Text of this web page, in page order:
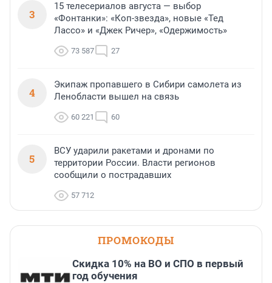
3
15 телесериалов августа — выбор
«Фонтанки»: «Коп-звезда», новые «Тед
Лассо» и «Джек Ричер», «Одержимость»
73 587 27
4
Экипаж пропавшего в Сибири самолета из
Ленобласти вышел на связь
60 221 60
5
ВСУ ударили ракетами и дронами по
территории России. Власти регионов
сообщили о пострадавших
57 712
ПРОМОКОДЫ
Скидка 10% на ВО и СПО в первый
год обучения